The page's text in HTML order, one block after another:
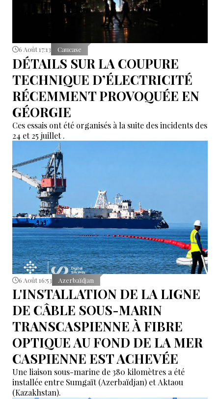
6 Août 17:13 Caucase
DÉTAILS SUR LA COUPURE
TECHNIQUE D’ÉLECTRICITÉ
RÉCEMMENT PROVOQUÉE EN
GÉORGIE
Ces essais ont été organisés à la suite des incidents des
24 et 25 juillet .
6 Août 16:53 Azerbaïdjan
L'INSTALLATION DE LA LIGNE
DE CÂBLE SOUS-MARIN
TRANSCASPIENNE À FIBRE
OPTIQUE AU FOND DE LA MER
CASPIENNE EST ACHEVÉE
Une liaison sous-marine de 380 kilomètres a été
installée entre Sumgaït (Azerbaïdjan) et Aktaou
(Kazakhstan).